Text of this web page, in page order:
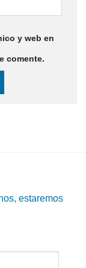
y web en
comente.
estaremos